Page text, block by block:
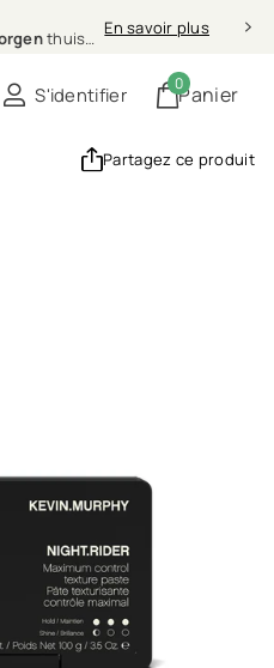
thuis (in NL & BE) En savoir plus
S'identifier Panier
0
Partagez ce produit